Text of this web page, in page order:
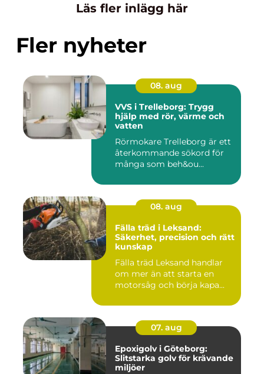
Läs fler inlägg här
Fler nyheter
08. aug
VVS i Trelleborg: Trygg
hjälp med rör, värme och
vatten
Rörmokare Trelleborg är ett
återkommande sökord för
många som beh&ou...
08. aug
Fälla träd i Leksand:
Säkerhet, precision och rätt
kunskap
Fälla träd Leksand handlar
om mer än att starta en
motorsåg och börja kapa...
07. aug
Epoxigolv i Göteborg:
Slitstarka golv för krävande
miljöer